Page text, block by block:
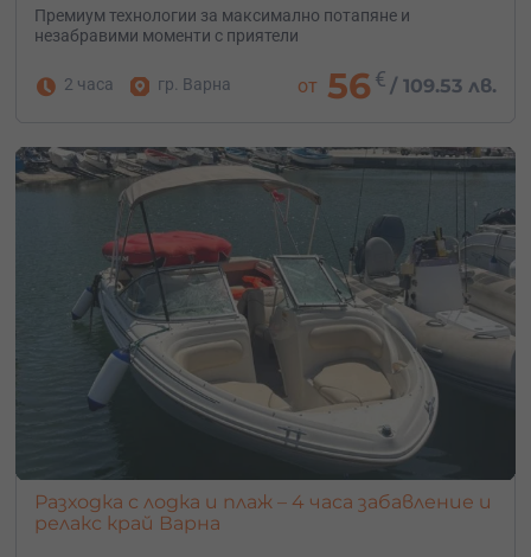
Премиум технологии за максимално потапяне и
незабравими моменти с приятели
2 часа гр. Варна от 56€ /109.53 лв.
Разходка с лодка и плаж – 4 часа забавление и
релакс край Варна